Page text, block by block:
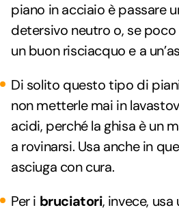
piano in acciaio è passare
detersivo neutro o, se
un buon risciacquo e a
Di solito questo tipo di
non metterle mai in
acidi, perché la ghisa è un
a rovinarsi. Usa anche in
asciuga con cura.
Per i bruciatori, invece,